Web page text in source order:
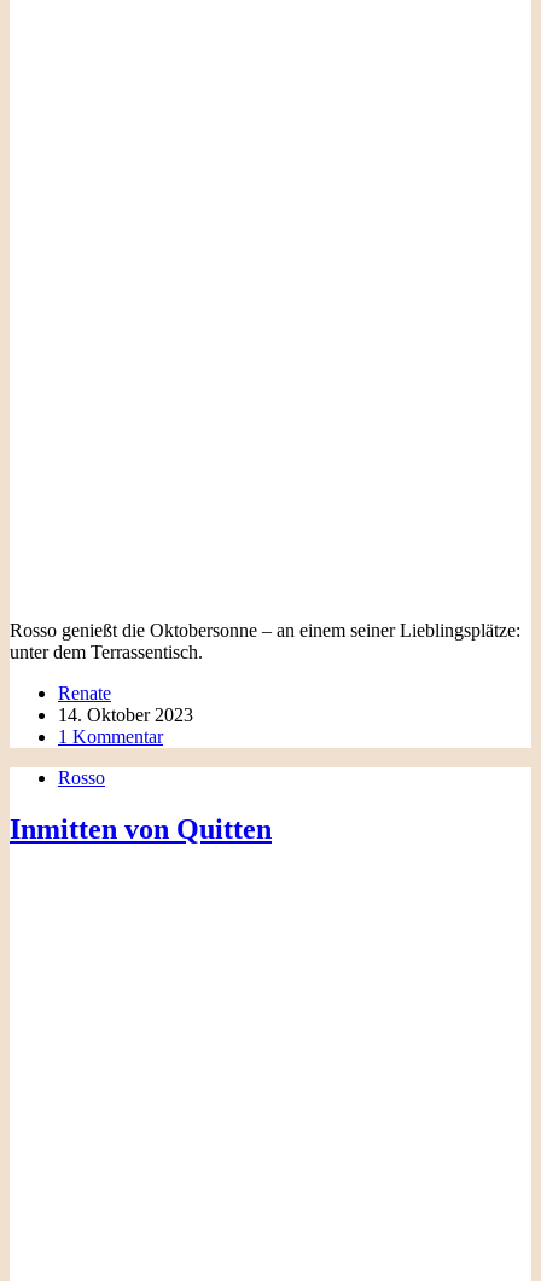
Rosso genießt die Oktobersonne – an einem seiner Lieblingsplätze:
unter dem Terrassentisch.
Renate
14. Oktober 2023
1 Kommentar
Rosso
Inmitten von Quitten